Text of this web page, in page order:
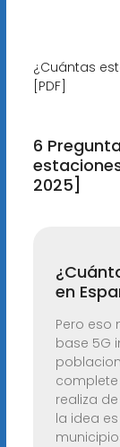
¿Cuántas
[PDF]
6
2025]
en
Pero eso
base 5G
complete
realiza
la idea